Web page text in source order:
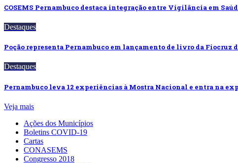
COSEMS Pernambuco destaca integração entre Vigilância em
Destaques
Poção representa Pernambuco em lançamento de livro da Fiocruz
Destaques
Pernambuco leva 12 experiências à Mostra Nacional e entra na
Veja mais
Ações dos Municípios
Boletins COVID-19
Cartas
CONASEMS
Congresso 2018